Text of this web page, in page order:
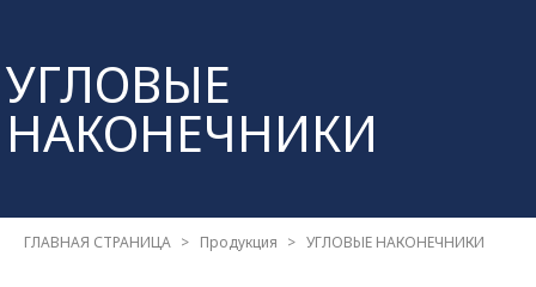
УГЛОВЫЕ
НАКОНЕЧНИКИ
ГЛАВНАЯ СТРАНИЦА Продукция УГЛОВЫЕ НАКОНЕЧНИКИ